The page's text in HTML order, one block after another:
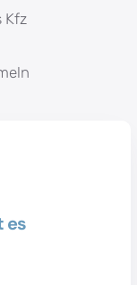
Kfz
es